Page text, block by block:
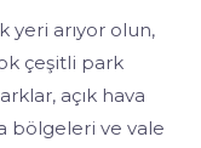
yeri arıyor olun,
çeşitli park
açık hava
bölgeleri ve vale